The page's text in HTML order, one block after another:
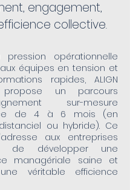
engagement,
collective.
opérationnelle
équipes en tension et
rapides, ALIGN
propose un parcours
sur-mesure
de 4 à 6 mois (en
ou hybride). Ce
aux entreprises
de développer une
managériale saine et
véritable efficience